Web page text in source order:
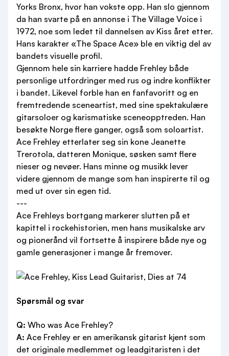
Yorks Bronx, hvor han vokste opp. Han slo gjennom
da han svarte på en annonse i The Village Voice i
1972, noe som ledet til dannelsen av Kiss året etter.
Hans karakter «The Space Ace» ble en viktig del av
bandets visuelle profil.
Gjennom hele sin karriere hadde Frehley både
personlige utfordringer med rus og indre konflikter
i bandet. Likevel forble han en fanfavoritt og en
fremtredende sceneartist, med sine spektakulære
gitarsoloer og karismatiske sceneopptreden. Han
besøkte Norge flere ganger, også som soloartist.
Ace Frehley etterlater seg sin kone Jeanette
Trerotola, datteren Monique, søsken samt flere
nieser og nevøer. Hans minne og musikk lever
videre gjennom de mange som han inspirerte til og
med ut over sin egen tid.
---
Ace Frehleys bortgang markerer slutten på et
kapittel i rockehistorien, men hans musikalske arv
og pionerånd vil fortsette å inspirere både nye og
gamle generasjoner i mange år fremover.
Spørsmål og svar
Q: Who was Ace Frehley?
A: Ace Frehley er en amerikansk gitarist kjent som
det originale medlemmet og leadgitaristen i det